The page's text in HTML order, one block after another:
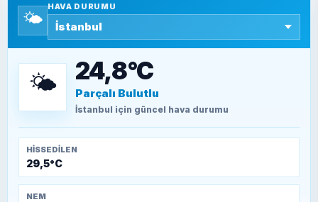
SEYFULLAH ÇİÇEK
TEOMAN ALPASLAN
Kütahya-Eskişehir Muharebeleri (10-24
🌤️
HAVA DURUMU
🌤️ 24,8°C
Parçalı Bulutlu
İstanbul için güncel hava durumu
HISSEDILEN
29,5°C
NEM